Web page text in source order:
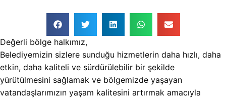
Değerli bölge halkımız,
Belediyemizin sizlere sunduğu hizmetlerin daha hızlı, daha
etkin, daha kaliteli ve sürdürülebilir bir şekilde
yürütülmesini sağlamak ve bölgemizde yaşayan
vatandaşlarımızın yaşam kalitesini artırmak amacıyla